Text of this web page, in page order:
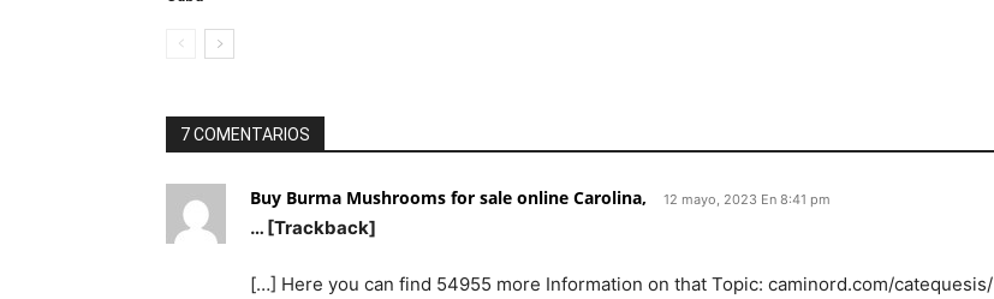
7 COMENTARIOS
Buy Burma Mushrooms for sale online Carolina, 12 mayo, 2023 En 8:41 pm
… [Trackback]
[…] Here you can find 54955 more Information on that Topic: caminord.com/catequesis/